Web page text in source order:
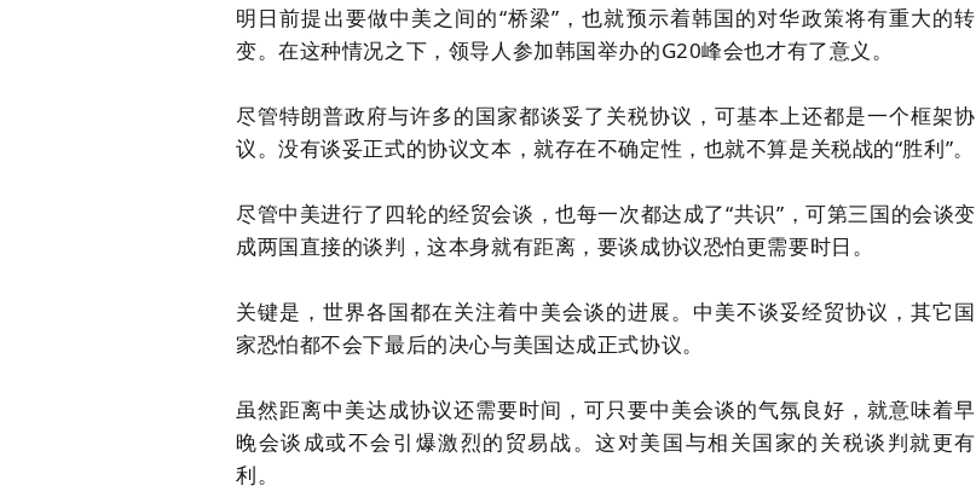
明日前提出要做中美之间的“桥梁”，也就预示着韩国的对华政策将有重大的转
变。在这种情况之下，领导人参加韩国举办的G20峰会也才有了意义。
尽管特朗普政府与许多的国家都谈妥了关税协议，可基本上还都是一个框架协
议。没有谈妥正式的协议文本，就存在不确定性，也就不算是关税战的“胜利”。
尽管中美进行了四轮的经贸会谈，也每一次都达成了“共识”，可第三国的会谈变
成两国直接的谈判，这本身就有距离，要谈成协议恐怕更需要时日。
关键是，世界各国都在关注着中美会谈的进展。 中美不谈妥经贸协议，其它国
家恐怕都不会下最后的决心与美国达成正式协议。
虽然距离中美达成协议还需要时间，可只要中美会谈的气氛良好，就意味着早
晚会谈成或不会引爆激烈的贸易战。这对美国与相关国家的关税谈判就更有
利。